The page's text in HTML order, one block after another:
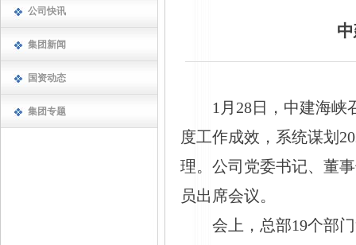
公司快讯
集团新闻
国资动态
集团专题
1月28日，中建海峡
度工作成效，系统谋划
理。公司党委书记、董
员出席会议。
会上，总部19个部